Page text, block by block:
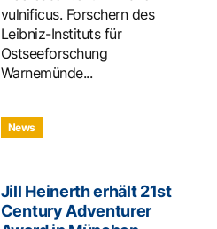
vulnificus. Forschern des
Leibniz-Instituts für
Ostseeforschung
Warnemünde...
News
Jill Heinerth erhält 21st
Century Adventurer